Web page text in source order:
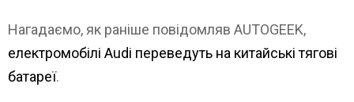
Нагадаємо, як раніше повідомляв AUTOGEEK,
електромобілі Audi переведуть на китайські тягові
батареї.